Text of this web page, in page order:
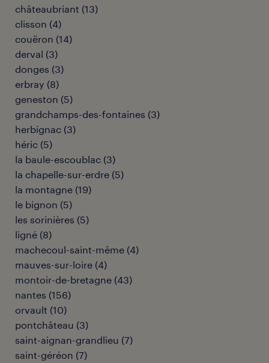
châteaubriant (13)
clisson (4)
couëron (14)
derval (3)
donges (3)
erbray (8)
geneston (5)
grandchamps-des-fontaines (3)
herbignac (3)
héric (5)
la baule-escoublac (3)
la chapelle-sur-erdre (5)
la montagne (19)
le bignon (5)
les sorinières (5)
ligné (8)
machecoul-saint-même (4)
mauves-sur-loire (4)
montoir-de-bretagne (43)
nantes (156)
orvault (10)
pontchâteau (3)
saint-aignan-grandlieu (7)
saint-géréon (7)